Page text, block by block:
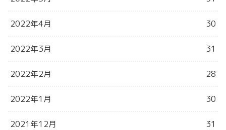
2022年4月 30
2022年3月 31
2022年2月 28
2022年1月 30
2021年12月 31